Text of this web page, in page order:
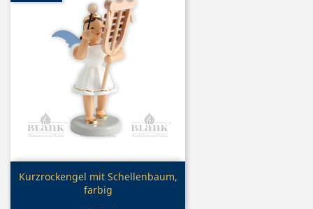
Vorschau
Kurzrockengel mit Schellenbaum,
farbig